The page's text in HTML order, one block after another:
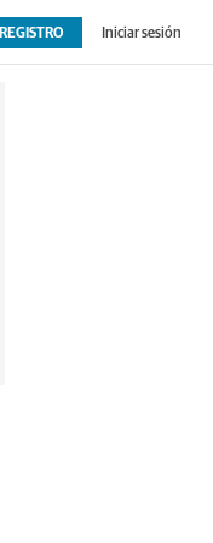
REGISTRO Iniciar sesión